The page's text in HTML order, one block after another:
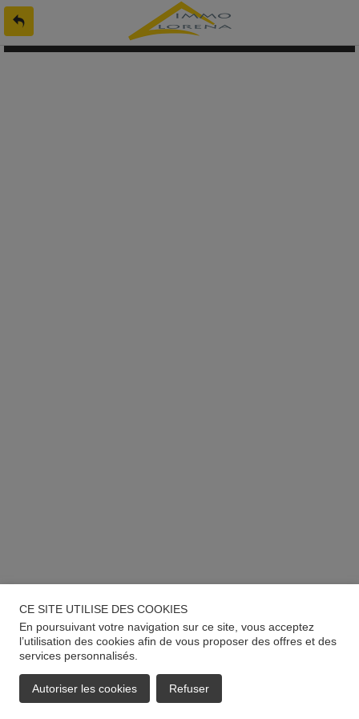
L'offre 9112581 n'existe pas ou n'est plus en ligne
CE SITE UTILISE DES COOKIES
En poursuivant votre navigation sur ce site, vous acceptez
l’utilisation des cookies afin de vous proposer des offres et des
services personnalisés.
Autoriser les cookies Refuser